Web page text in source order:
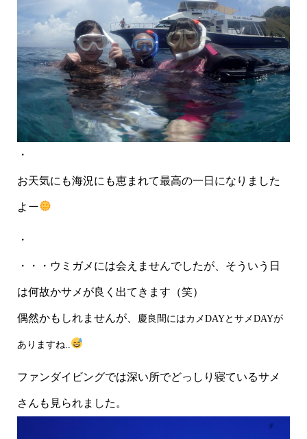
・
お天気にも海況にも恵まれて最高の一日になりました
よー
・
・・・ウミガメには会えませんでしたが、そういう日
は何故かサメが良く出てきます（笑）
偶然かもしれませんが、 慶良間にはカメDAYとサメDAYが
ありますね..
ファンダイビングでは深い所でどっしり寝ているサメ
さんも見られました。